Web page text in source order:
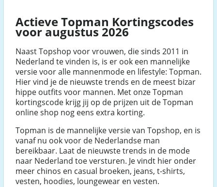
Actieve Topman Kortingscodes
voor augustus 2026
Naast Topshop voor vrouwen, die sinds 2011 in
Nederland te vinden is, is er ook een mannelijke
versie voor alle mannenmode en lifestyle: Topman.
Hier vind je de nieuwste trends en de meest bizar
hippe outfits voor mannen. Met onze Topman
kortingscode krijg jij op de prijzen uit de Topman
online shop nog eens extra korting.
Topman is de mannelijke versie van Topshop, en is
vanaf nu ook voor de Nederlandse man
bereikbaar. Laat de nieuwste trends in de mode
naar Nederland toe versturen. Je vindt hier onder
meer chinos en casual broeken, jeans, t-shirts,
vesten, hoodies, loungewear en vesten.